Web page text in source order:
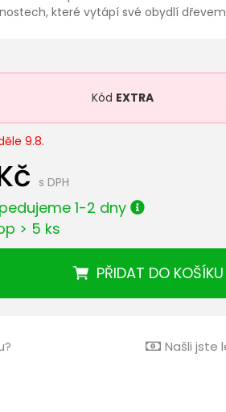
které vytápí své obydlí
Kód EXTRA
9.8.
s DPH
1-2 dny
> 5 ks
PŘIDAT DO KOŠÍKU
Našli jste